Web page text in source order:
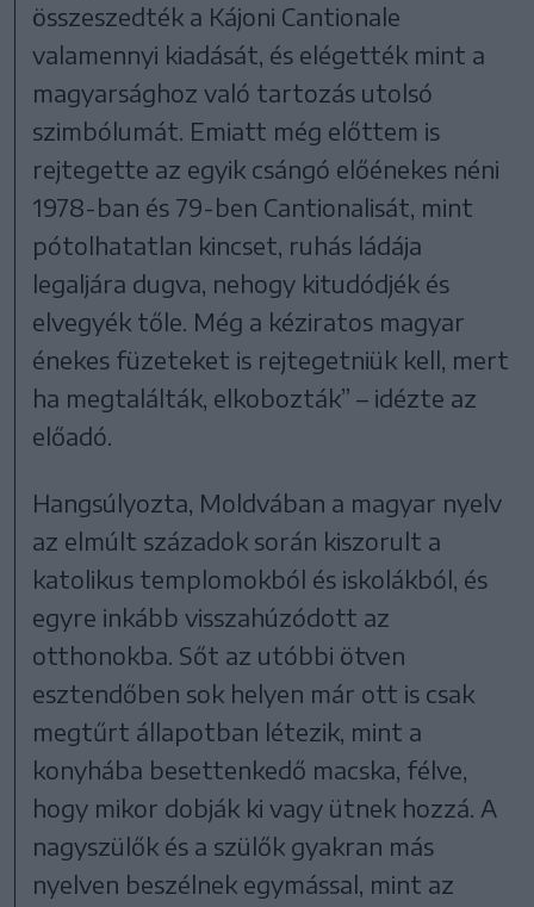
összeszedték a Kájoni Cantionale
valamennyi kiadását, és elégették mint a
magyarsághoz való tartozás utolsó
szimbólumát. Emiatt még előttem is
rejtegette az egyik csángó előénekes néni
1978-ban és 79-ben Cantionalisát, mint
pótolhatatlan kincset, ruhás ládája
legaljára dugva, nehogy kitudódjék és
elvegyék tőle. Még a kéziratos magyar
énekes füzeteket is rejtegetniük kell, mert
ha megtalálták, elkobozták” – idézte az
előadó.
Hangsúlyozta, Moldvában a magyar nyelv
az elmúlt századok során kiszorult a
katolikus templomokból és iskolákból, és
egyre inkább visszahúzódott az
otthonokba. Sőt az utóbbi ötven
esztendőben sok helyen már ott is csak
megtűrt állapotban létezik, mint a
konyhába besettenkedő macska, félve,
hogy mikor dobják ki vagy ütnek hozzá. A
nagyszülők és a szülők gyakran más
nyelven beszélnek egymással, mint az